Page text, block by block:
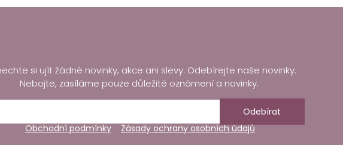
si ujít žádné novinky, akce ani slevy. Odebírejte naše novinky.
Nebojte, zasíláme pouze důležité oznámení a novinky.
Odebírat
Obchodní podmínky
Zásady ochrany osobních údajů